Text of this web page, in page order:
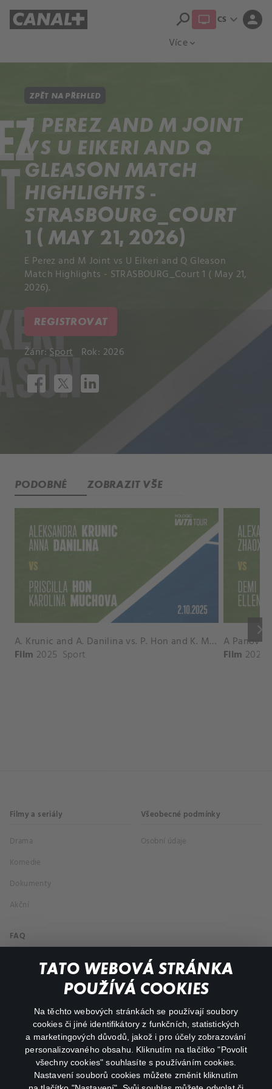
TATO WEBOVÁ STRÁNKA
POUŽÍVÁ COOKIES
Na těchto webových stránkách se používají soubory
cookies či jiné identifikátory z funkčních, statistických
a marketingových důvodů, jakož i pro účely zobrazování
personalizovaného obsahu. Kliknutím na tlačítko "Povolit
všechny cookies" souhlasíte s používáním cookies.
Nastavení souborů cookies můžete změnit kliknutím
Více expand_more
search CS expand_more person
ZPĚT NA PŘEHLED
E PEREZ AND M JOINT
VS U EIKERI AND Q
GLEASON MATCH
HIGHLIGHTS -
STRASBOURG_COURT
1 ( MAY 21, 2026)
E Perez and M Joint vs U Eikeri and Q Gleason
Match Highlights - STRASBOURG_Court 1 ( May 21,
2026).
REGISTROVAT
Žánr:Sport Rok: 2026
PODOBNÉ ZOBRAZIT VŠE
keyboard_arrow_right
A. Krunic and A. Danilina vs. P. Hon and K. Muchova Match Highlights - BEIJING_Capital Group Diamond ( October 02, 2025)
Film 2025 Sport Film 2026
Filmy a seriály
Drama
Komedie
Dokumenty
Akční
Všeobecné podmínky
Osobní údaje
FAQ
Můj účet
Důležité odkazy
facebookinstagram
youtube